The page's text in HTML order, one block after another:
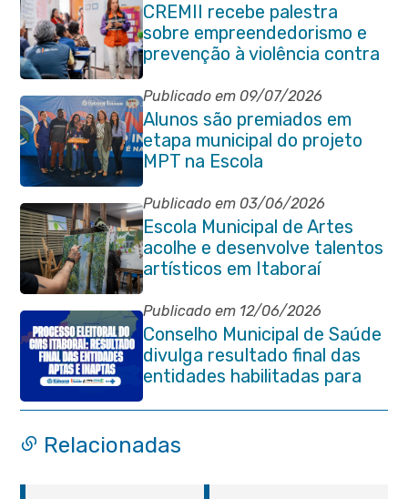
CREMII recebe palestra
sobre empreendedorismo e
prevenção à violência contra
a pessoa idosa
Publicado em 09/07/2026
Alunos são premiados em
etapa municipal do projeto
MPT na Escola
Publicado em 03/06/2026
Escola Municipal de Artes
acolhe e desenvolve talentos
artísticos em Itaboraí
Publicado em 12/06/2026
Conselho Municipal de Saúde
divulga resultado final das
entidades habilitadas para
eleição do quadriênio 2026-
2030
Relacionadas